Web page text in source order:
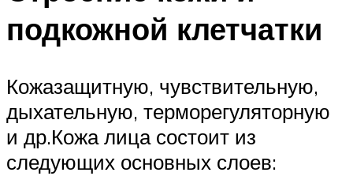
подкожной клетчатки
Кожазащитную, чувствительную,
дыхательную, терморегуляторную
и др.Кожа лица состоит из
следующих основных слоев: